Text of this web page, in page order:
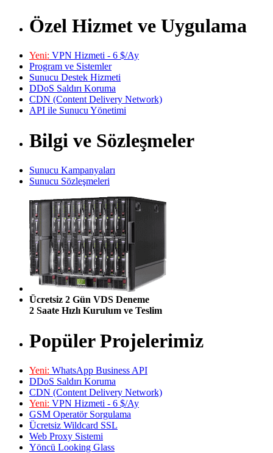
Özel Hizmet ve Uygulama
Yeni: VPN Hizmeti - 6 $/Ay
Program ve Sistemler
Sunucu Destek Hizmeti
DDoS Saldırı Koruma
CDN (Content Delivery Network)
API ile Sunucu Yönetimi
Bilgi ve Sözleşmeler
Sunucu Kampanyaları
Sunucu Sözleşmeleri
Ücretsiz 2 Gün VDS Deneme
2 Saate Hızlı Kurulum ve Teslim
Popüler Projelerimiz
Yeni: WhatsApp Business API
DDoS Saldırı Koruma
CDN (Content Delivery Network)
Yeni: VPN Hizmeti - 6 $/Ay
GSM Operatör Sorgulama
Ücretsiz Wildcard SSL
Web Proxy Sistemi
Yöncü Looking Glass